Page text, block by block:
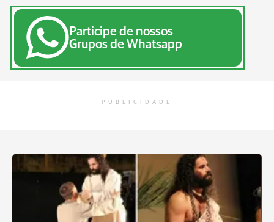
Participe de nossos
Grupos de Whatsapp
PUBLICIDADE